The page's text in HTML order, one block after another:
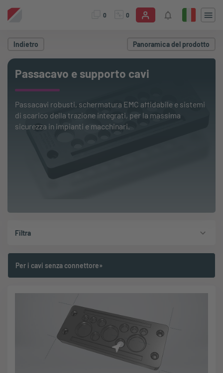
0 0
Indietro Panoramica del prodotto
Passacavo e supporto cavi
Passacavi robusti, schermatura EMC affidabile e sistemi
di scarico della trazione integrati, per la massima
sicurezza in impianti e macchinari.
Filtra
Per i cavi senza connettore»